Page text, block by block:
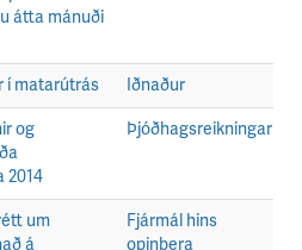
átta mánuði
í matar­út­rás Iðnaður
og
2014
Þjóðhagsreikningar
um
á
Fjármál hins
opinbera